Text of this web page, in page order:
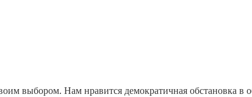
выбором. Нам нравится демократичная обстановка в